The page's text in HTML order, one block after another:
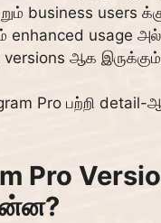
business users
enhanced usage
ஆக
Pro பற்றி detail-
Pro